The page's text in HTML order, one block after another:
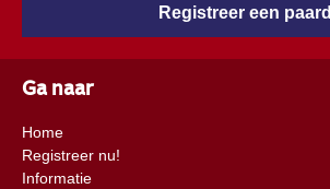
Registreer een paard
Ga naar
Home
Registreer nu!
Informatie